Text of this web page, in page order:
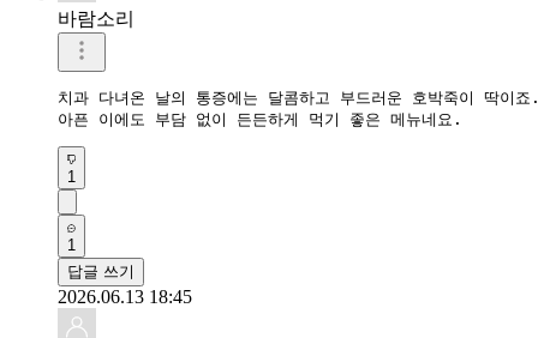
바람소리
치과 다녀온 날의 통증에는 달콤하고 부드러운 호박죽이 딱이
아픈 이에도 부담 없이 든든하게 먹기 좋은 메뉴네요.
1
1
답글 쓰기
2026.06.13 18:45